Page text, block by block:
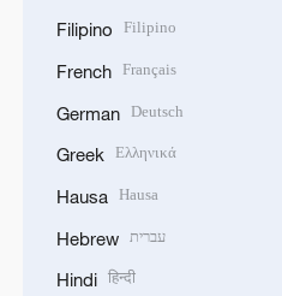
Filipino Filipino
French Français
German Deutsch
Greek Ελληνικά
Hausa Hausa
Hebrew עברית
Hindi हिन्दी